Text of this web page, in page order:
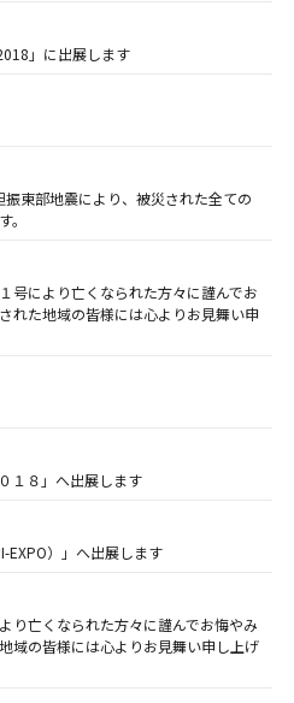
」に出展します
東部地震により、被災された全ての
号により亡くなられた方々に謹んでお
れた地域の皆様には心よりお見舞い申
１８」へ出展します
EXPO）」へ出展します
り亡くなられた方々に謹んでお悔やみ
域の皆様には心よりお見舞い申し上げ